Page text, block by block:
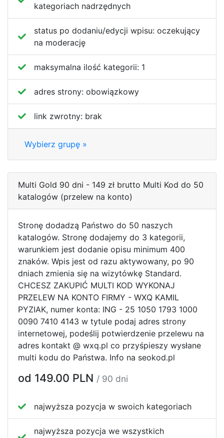
kategoriach nadrzędnych
status po dodaniu/edycji wpisu: oczekujący
na moderację
maksymalna ilość kategorii: 1
adres strony: obowiązkowy
link zwrotny: brak
Wybierz grupę »
Multi Gold 90 dni - 149 zł brutto Multi Kod do 50
katalogów (przelew na konto)
Stronę dodadzą Państwo do 50 naszych
katalogów. Stronę dodajemy do 3 kategorii,
warunkiem jest dodanie opisu minimum 400
znaków. Wpis jest od razu aktywowany, po 90
dniach zmienia się na wizytówkę Standard.
CHCESZ ZAKUPIĆ MULTI KOD WYKONAJ
PRZELEW NA KONTO FIRMY - WXQ KAMIL
PYZIAK, numer konta: ING - 25 1050 1793 1000
0090 7410 4143 w tytule podaj adres strony
internetowej, podeślij potwierdzenie przelewu na
adres kontakt @ wxq.pl co przyśpieszy wysłane
multi kodu do Państwa. Info na seokod.pl
od 149.00 PLN / 90 dni
najwyższa pozycja w swoich kategoriach
najwyższa pozycja we wszystkich